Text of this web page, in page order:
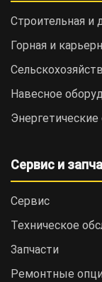
Строительная и
Горная и
Навесное
Сервис и
Сервис
Техническое
Запчасти
Ремонтные